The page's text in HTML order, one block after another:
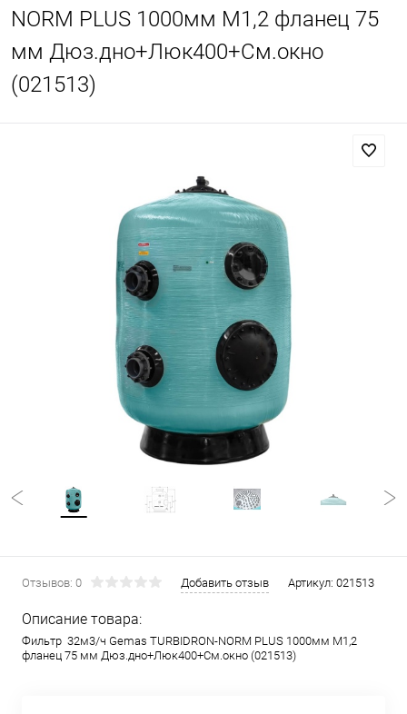
NORM PLUS 1000мм М1,2 фланец 75
мм Дюз.дно+Люк400+См.окно
(021513)
Отзывов: 0 Добавить отзыв Артикул: 021513
Описание товара:
Фильтр 32м3/ч Gemas TURBIDRON-NORM PLUS 1000мм М1,2
фланец 75 мм Дюз.дно+Люк400+См.окно (021513)